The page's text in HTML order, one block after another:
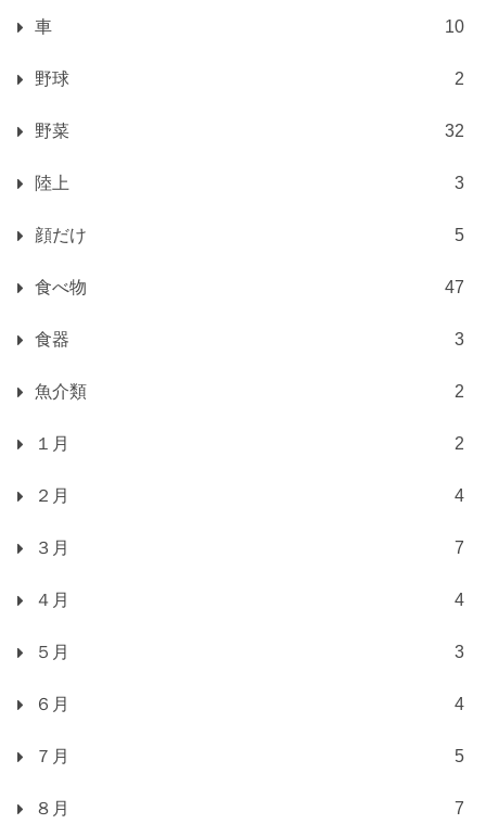
車 10
野球 2
野菜 32
陸上 3
顔だけ 5
食べ物 47
食器 3
魚介類 2
１月 2
２月 4
３月 7
４月 4
５月 3
６月 4
７月 5
８月 7